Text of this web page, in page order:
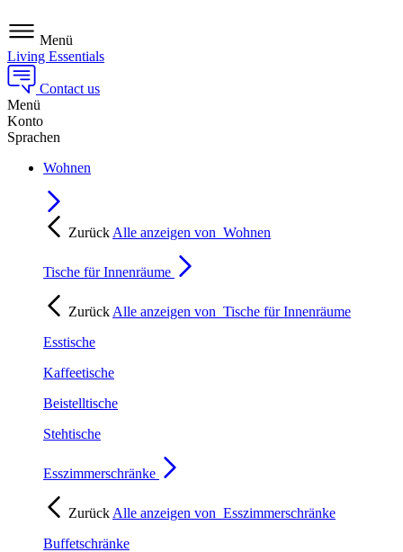
Menü
Living Essentials
Contact us
Menü
Konto
Sprachen
Wohnen
Zurück Alle anzeigen von Wohnen
Tische für Innenräume
Zurück Alle anzeigen von Tische für Innenräume
Esstische
Kaffeetische
Beistelltische
Stehtische
Esszimmerschränke
Zurück Alle anzeigen von Esszimmerschränke
Buffetschränke